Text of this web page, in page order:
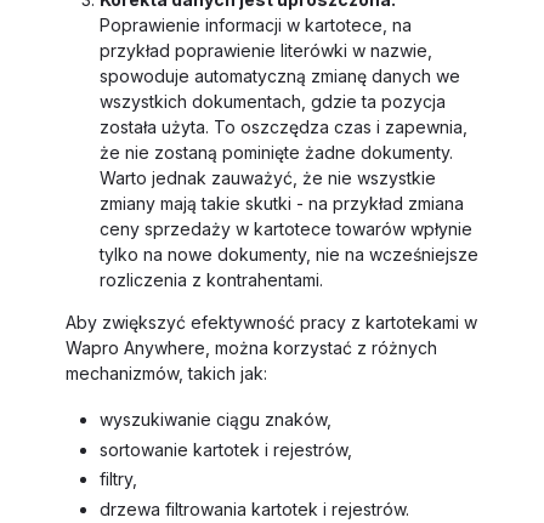
Poprawienie informacji w kartotece, na
przykład poprawienie literówki w nazwie,
spowoduje automatyczną zmianę danych we
wszystkich dokumentach, gdzie ta pozycja
została użyta. To oszczędza czas i zapewnia,
że nie zostaną pominięte żadne dokumenty.
Warto jednak zauważyć, że nie wszystkie
zmiany mają takie skutki - na przykład zmiana
ceny sprzedaży w kartotece towarów wpłynie
tylko na nowe dokumenty, nie na wcześniejsze
rozliczenia z kontrahentami.
Aby zwiększyć efektywność pracy z kartotekami w
Wapro Anywhere, można korzystać z różnych
mechanizmów, takich jak:
wyszukiwanie ciągu znaków,
sortowanie kartotek i rejestrów,
filtry,
drzewa filtrowania kartotek i rejestrów.